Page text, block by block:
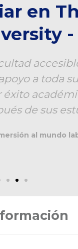
en
-
a toda
de sus
al mundo